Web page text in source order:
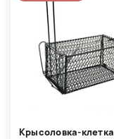
Крысоловка-клетка